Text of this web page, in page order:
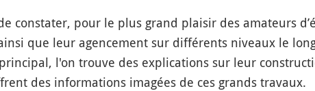
constater, pour le plus grand plaisir des amateurs
que leur agencement sur différents niveaux le
l'on trouve des explications sur leur
des informations imagées de ces grands travaux.